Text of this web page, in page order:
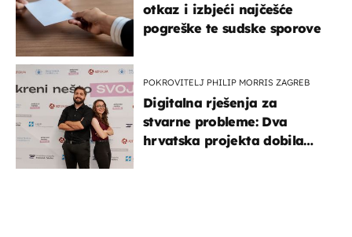
otkaz i izbjeći najčešće
pogreške te sudske sporove
POKROVITELJ PHILIP MORRIS ZAGREB
Digitalna rješenja za
stvarne probleme: Dva
hrvatska projekta dobila